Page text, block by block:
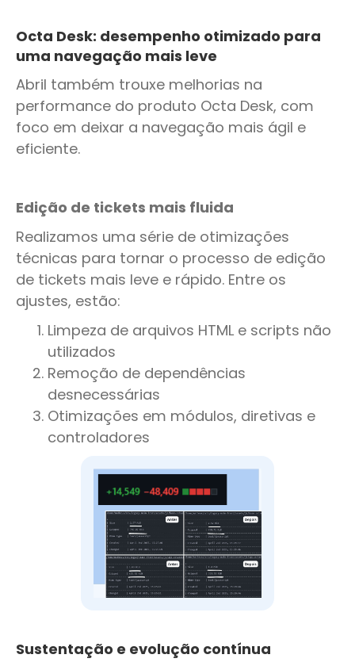
Octa Desk: desempenho otimizado para
uma navegação mais leve
Abril também trouxe melhorias na
performance do produto Octa Desk, com
foco em deixar a navegação mais ágil e
eficiente.
Edição de tickets mais fluida
Realizamos uma série de otimizações
técnicas para tornar o processo de edição
de tickets mais leve e rápido. Entre os
ajustes, estão:
Limpeza de arquivos HTML e scripts não
utilizados
Remoção de dependências
desnecessárias
Otimizações em módulos, diretivas e
controladores
Sustentação e evolução contínua